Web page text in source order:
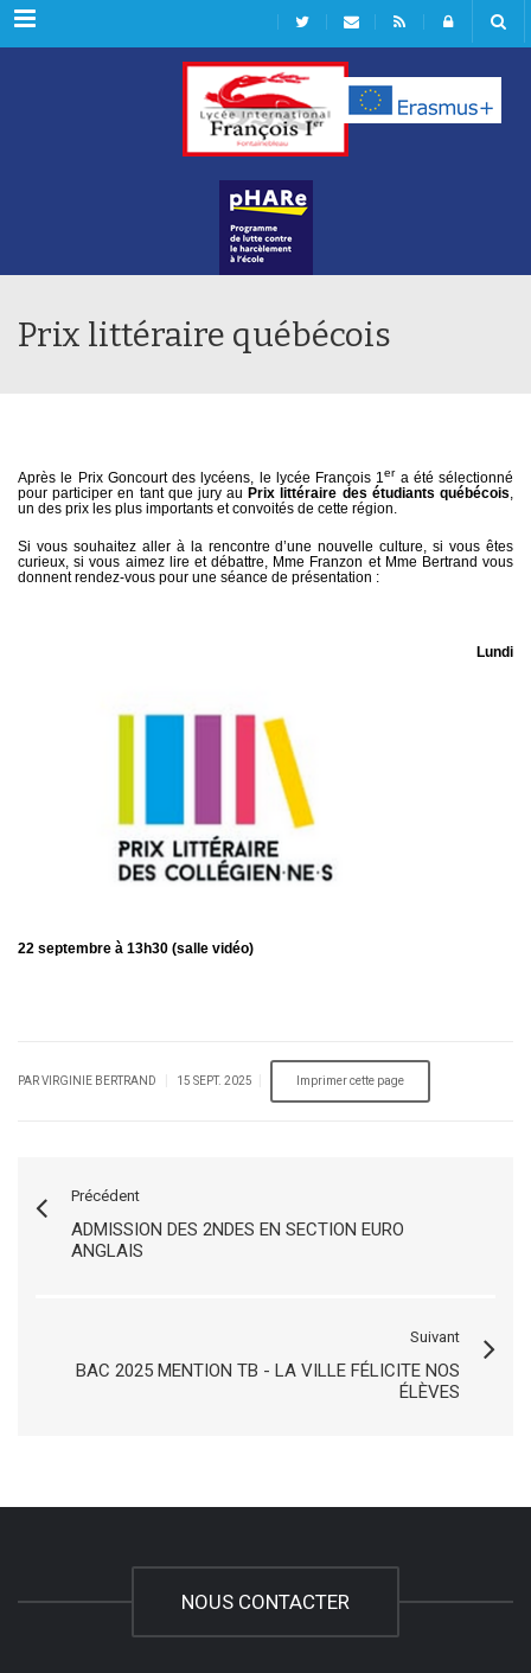
Rubriques
Prix littéraire québécois
Après le Prix Goncourt des lycéens, le lycée François 1era été sélectionné
pour participer en tant que jury au Prix littéraire des étudiants québécois
un des prix les plus importants et convoités de cette région.
Si vous souhaitez aller à la rencontre d’une nouvelle culture, si vous êtes
curieux, si vous aimez lire et débattre, Mme Franzon et Mme Bertrand vous
donnent rendez-vous pour une séance de présentation :
Lundi
22 septembre à 13h30 (salle vidéo)
PAR VIRGINIE BERTRAND 15 SEPT. 2025
Précédent
ADMISSION DES 2NDES EN SECTION EURO
ANGLAIS
Suivant
BAC 2025 MENTION TB - LA VILLE FÉLICITE NOS
ÉLÈVES
NOUS CONTACTER